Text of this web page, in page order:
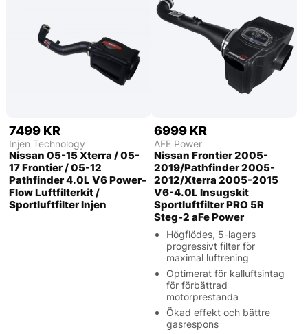
7499 KR
Injen Technology
Nissan 05-15 Xterra / 05-
17 Frontier / 05-12
Pathfinder 4.0L V6 Power-
Flow Luftfilterkit /
Sportluftfilter Injen
6999 KR
AFE Power
Nissan Frontier 2005-
2019/Pathfinder 2005-
2012/Xterra 2005-2015
V6-4.0L Insugskit
Sportluftfilter PRO 5R
Steg-2 aFe Power
Högflödes, 5-lagers
progressivt filter för
maximal luftrening
Optimerat för kalluftsintag
för förbättrad
motorprestanda
Ökad effekt och bättre
gasrespons